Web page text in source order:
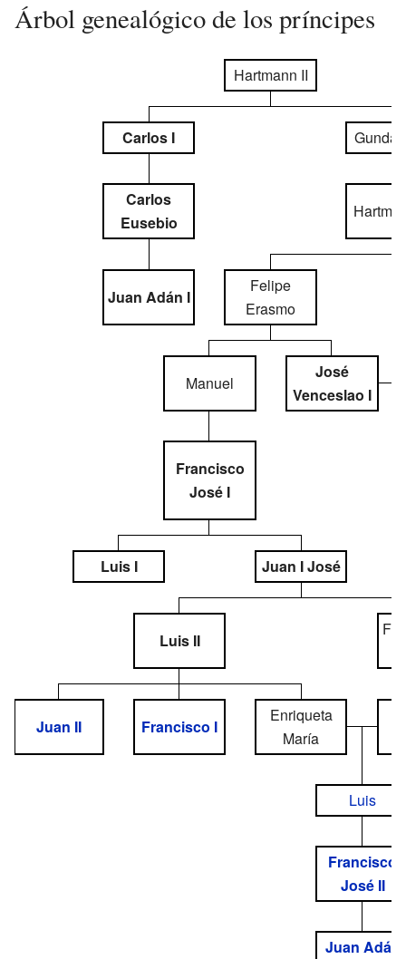
Árbol genealógico de los príncipes
Hartmann II
Carlos I
Carlos
Eusebio
Juan Adán I
Felipe
Erasmo
Manuel
José
Venceslao I
Francisco
José I
Luis I Juan I José
Luis II
Juan II Francisco I
Enriqueta
María
Luis
Francisco
José II
Juan Adán